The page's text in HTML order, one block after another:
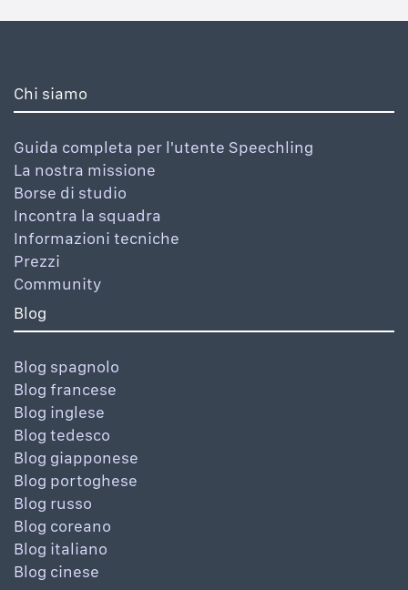
Chi siamo
Guida completa per l'utente Speechling
La nostra missione
Borse di studio
Incontra la squadra
Informazioni tecniche
Prezzi
Community
Blog
Blog spagnolo
Blog francese
Blog inglese
Blog tedesco
Blog giapponese
Blog portoghese
Blog russo
Blog coreano
Blog italiano
Blog cinese